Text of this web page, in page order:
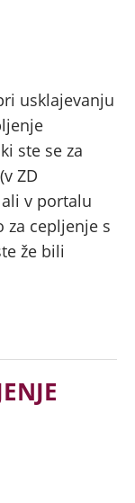
usklajevanju
ste se za
ZD
v portalu
za cepljenje s
že bili